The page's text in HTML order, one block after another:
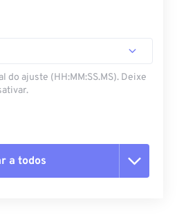
do ajuste (HH:MM:SS.MS). Deixe
a todos